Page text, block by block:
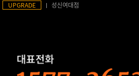
UPGRADE 성신여대점